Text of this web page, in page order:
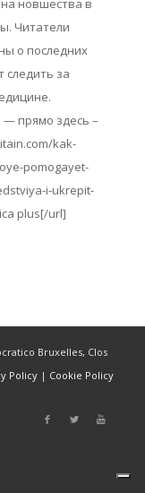
новшества в
Читатели
о последних
следить за
прямо здесь –
kak-
pomogayet-
i-ukrepit-
plus[/url]
Bruxelles, Clos
Policy| Cookie Policy